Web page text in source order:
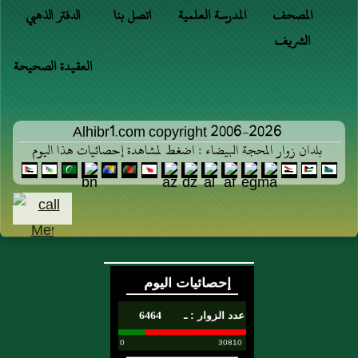
الدفتر الذهبي اتصل بنا المدرسة العلمية
المصحف
الشريف
العقيدة الصحيحة
Alhibr1.com copyright 2006-2026
بلدان زوار المحجة البيضاء : اضغط لمشاهدة إحصائيات هذا اليوم